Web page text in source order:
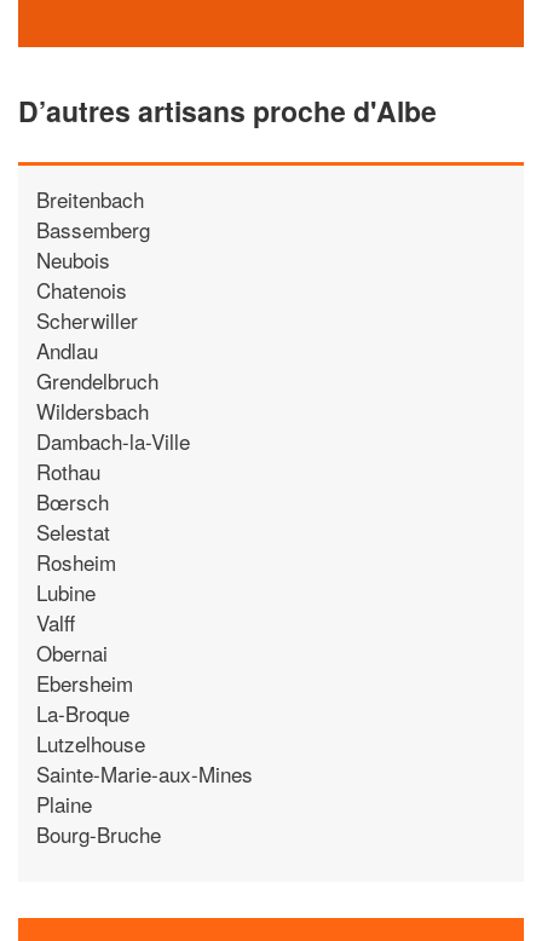
D’autres artisans proche d'Albe
Breitenbach
Bassemberg
Neubois
Chatenois
Scherwiller
Andlau
Grendelbruch
Wildersbach
Dambach-la-Ville
Rothau
Bœrsch
Selestat
Rosheim
Lubine
Valff
Obernai
Ebersheim
La-Broque
Lutzelhouse
Sainte-Marie-aux-Mines
Plaine
Bourg-Bruche